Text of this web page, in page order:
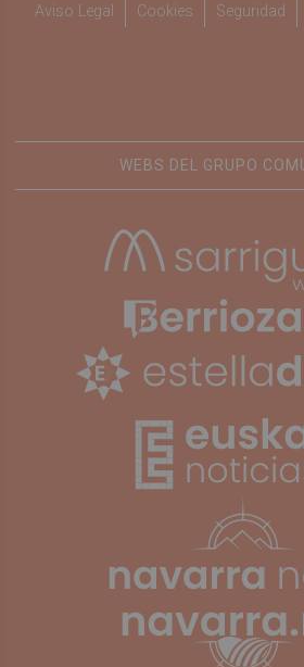
Aviso Legal
Cookies Seguridad
WEBS DEL GRUPO